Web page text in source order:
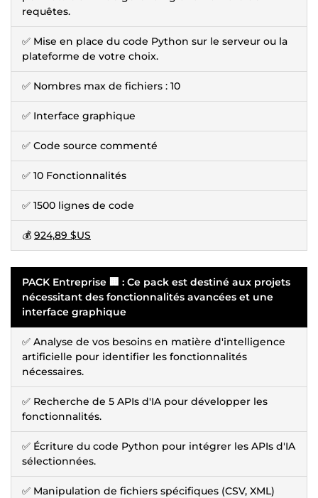
requêtes.
✅ Mise en place du code Python sur le serveur ou la
plateforme de votre choix.
✅ Nombres max de fichiers : 10
✅ Interface graphique
✅ Code source commenté
✅ 10 Fonctionnalités
✅ 1500 lignes de code
💰 924,89 $US
PACK Entreprise 🏢 : Ce pack est destiné aux projets
nécessitant des fonctionnalités avancées et une
interface graphique
✅ Analyse de vos besoins en matière d'intelligence
artificielle pour identifier les fonctionnalités
nécessaires.
✅ Recherche de 5 APIs d'IA pour développer les
fonctionnalités.
✅ Écriture du code Python pour intégrer les APIs d'IA
sélectionnées.
✅ Manipulation de fichiers spécifiques (CSV, XML)